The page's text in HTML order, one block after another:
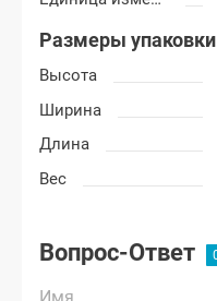
Размеры упаковки
Высота
Ширина
Длина
Вес
Вопрос-Ответ